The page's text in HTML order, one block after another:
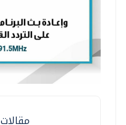
مقالات